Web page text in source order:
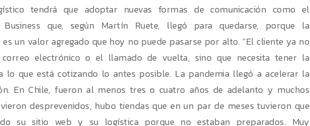
tendrá que adoptar nuevas formas de comunicación como el
Business que, según Martín Ruete, llegó para quedarse, porque la
un valor agregado que hoy no puede pasarse por alto. “El cliente ya no
electrónico o el llamado de vuelta, sino que necesita tener la
lo que está cotizando lo antes posible. La pandemia llegó a acelerar la
En Chile, fueron al menos tres o cuatro años de adelanto y muchos
desprevenidos, hubo tiendas que en un par de meses tuvieron que
su sitio web y su logística porque no estaban preparados. Muy